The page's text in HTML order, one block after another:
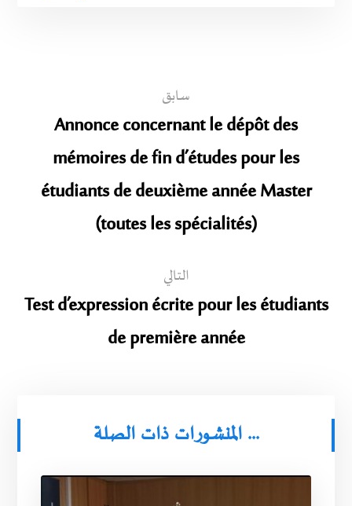
سابق
Annonce concernant le dépôt des
mémoires de fin d’études pour les
étudiants de deuxième année Master
(toutes les spécialités)
التالي
Test d’expression écrite pour les étudiants
de première année
المنشورات ذات الصلة ...